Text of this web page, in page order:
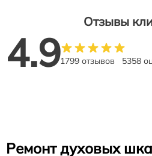
Отзывы
4.91799 отзывов 5358
Ремонт духовых